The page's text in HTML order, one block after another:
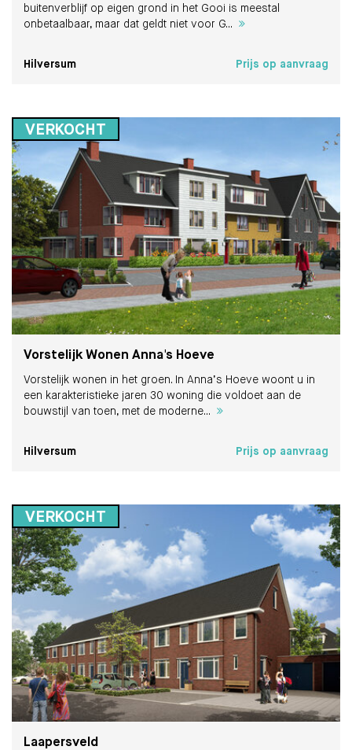
buitenverblijf op eigen grond in het Gooi is meestal
onbetaalbaar, maar dat geldt niet voor G...
Hilversum Prijs op aanvraag
VERKOCHT
Vorstelijk Wonen Anna's Hoeve
Vorstelijk wonen in het groen. In Anna’s Hoeve woont u in
een karakteristieke jaren 30 woning die voldoet aan de
bouwstijl van toen, met de moderne...
Hilversum Prijs op aanvraag
VERKOCHT
Laapersveld